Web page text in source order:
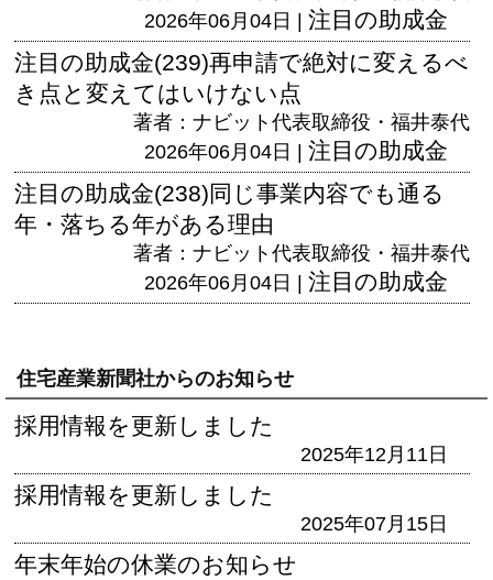
2026年06月04日 | 注目の助成金
注目の助成金(239)再申請で絶対に変えるべ
き点と変えてはいけない点
著者：ナビット代表取締役・福井泰代
2026年06月04日 | 注目の助成金
注目の助成金(238)同じ事業内容でも通る
年・落ちる年がある理由
著者：ナビット代表取締役・福井泰代
2026年06月04日 | 注目の助成金
住宅産業新聞社からのお知らせ
採用情報を更新しました
2025年12月11日
採用情報を更新しました
2025年07月15日
年末年始の休業のお知らせ